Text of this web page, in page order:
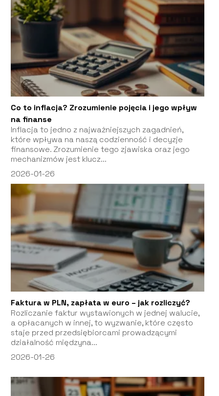
Co to inflacja? Zrozumienie pojęcia i jego wpływ
na finanse
Inflacja to jedno z najważniejszych zagadnień,
które wpływa na naszą codzienność i decyzje
finansowe. Zrozumienie tego zjawiska oraz jego
mechanizmów jest klucz...
2026-01-26
Faktura w PLN, zapłata w euro – jak rozliczyć?
Rozliczanie faktur wystawionych w jednej walucie,
a opłacanych w innej, to wyzwanie, które często
staje przed przedsiębiorcami prowadzącymi
działalność międzyna...
2026-01-26